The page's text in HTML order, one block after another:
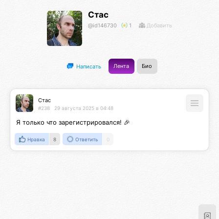
Стас
@id146730 1 Добавить
Написать Лента Био
Стас
#238 29 августа 2025 в 04:48
Я только что зарегистрировался! 🎉
Нравка 8 Ответить 0